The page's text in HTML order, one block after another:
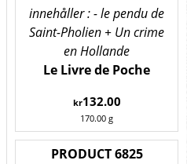
innehåller : - le pendu de
Saint-Pholien + Un crime
en Hollande
Le Livre de Poche
kr132.00
170.00 g
PRODUCT 6825